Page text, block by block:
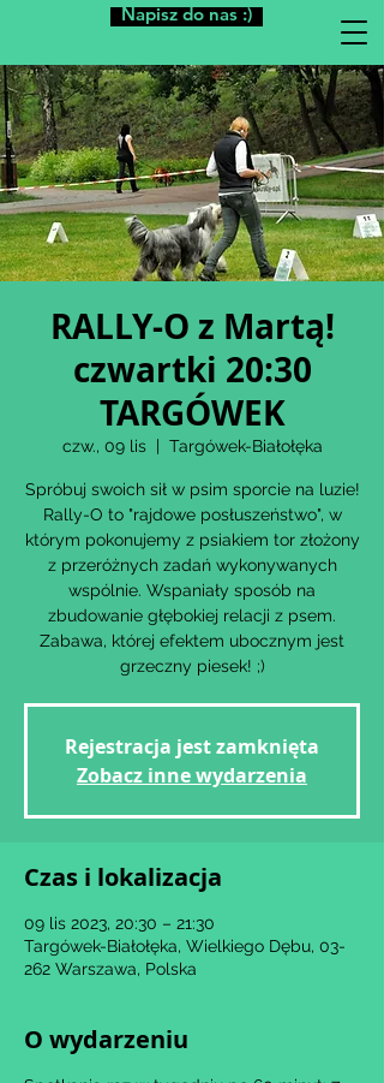
Napisz do nas :)
RALLY-O z Martą!
czwartki 20:30
TARGÓWEK
czw., 09 lis
  |
Targówek-Białołęka
Spróbuj swoich sił w psim sporcie na luzie!
Rally-O to "rajdowe posłuszeństwo", w
którym pokonujemy z psiakiem tor złożony
z przeróżnych zadań wykonywanych
wspólnie. Wspaniały sposób na
zbudowanie głębokiej relacji z psem.
Zabawa, której efektem ubocznym jest
Rejestracja jest zamknięta
Zobacz inne wydarzenia
Czas i lokalizacja
09 lis 2023, 20:30 – 21:30
Targówek-Białołęka, Wielkiego Dębu, 03-
262 Warszawa, Polska
O wydarzeniu